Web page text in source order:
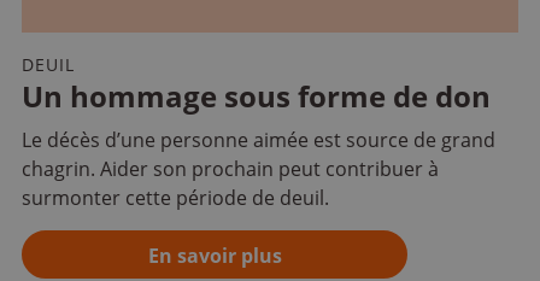
Un hommage sous forme de don
DEUIL
Le décès d’une personne aimée est source de grand
chagrin. Aider son prochain peut contribuer à
surmonter cette période de deuil.
En savoir plus